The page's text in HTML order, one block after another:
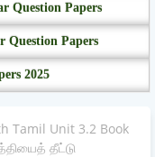
Question Papers
Question Papers
2025
Tamil Unit 3.2 Book
தீட்டு